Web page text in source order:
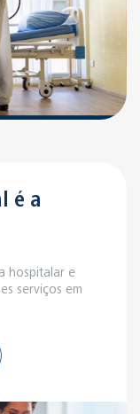
é a
hospitalar e
serviços em